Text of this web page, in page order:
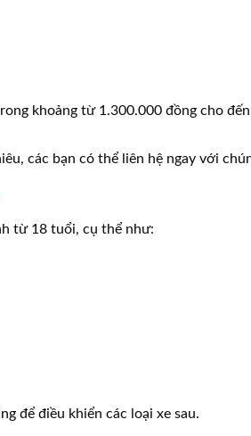
khoảng từ 1.300.000 đồng cho
các bạn có thể liên hệ ngay với
từ 18 tuổi, cụ thể như:
để điều khiển các loại xe sau.